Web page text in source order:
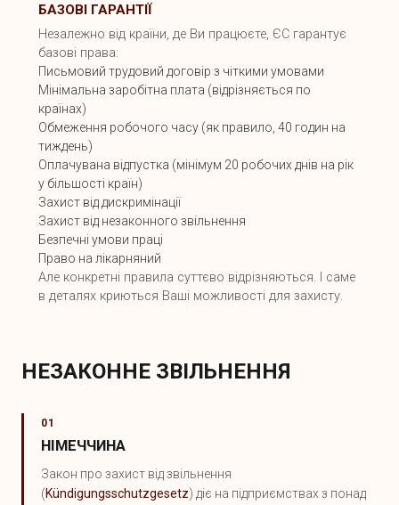
БАЗОВІ ГАРАНТІЇ
Незалежно від країни, де Ви працюєте, ЄС гарантує
базові права:
Письмовий трудовий договір з чіткими умовами
Мінімальна заробітна плата (відрізняється по
країнах)
Обмеження робочого часу (як правило, 40 годин на
тиждень)
Оплачувана відпустка (мінімум 20 робочих днів на рік
у більшості країн)
Захист від дискримінації
Захист від незаконного звільнення
Безпечні умови праці
Право на лікарняний
Але конкретні правила суттєво відрізняються. І саме
в деталях криються Ваші можливості для захисту.
НЕЗАКОННЕ ЗВІЛЬНЕННЯ
01
НІМЕЧЧИНА
Закон про захист від звільнення
(Kündigungsschutzgesetz) діє на підприємствах з понад